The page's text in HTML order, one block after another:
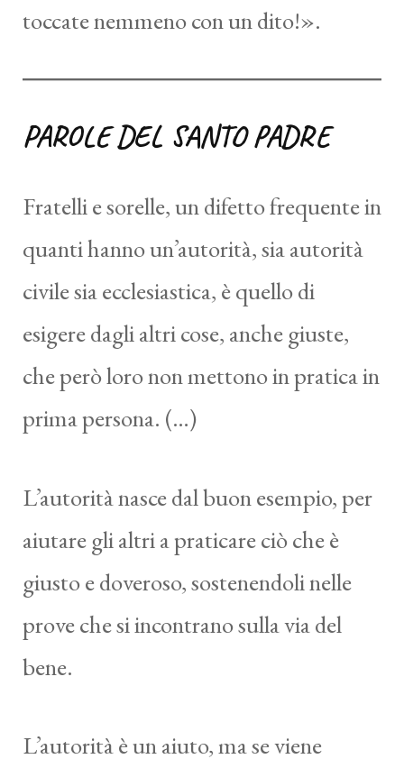
toccate nemmeno con un dito!».
PAROLE DEL SANTO PADRE
Fratelli e sorelle, un difetto frequente in
quanti hanno un’autorità, sia autorità
civile sia ecclesiastica, è quello di
esigere dagli altri cose, anche giuste,
che però loro non mettono in pratica in
prima persona. (…)
L’autorità nasce dal buon esempio, per
aiutare gli altri a praticare ciò che è
giusto e doveroso, sostenendoli nelle
prove che si incontrano sulla via del
bene.
L’autorità è un aiuto, ma se viene